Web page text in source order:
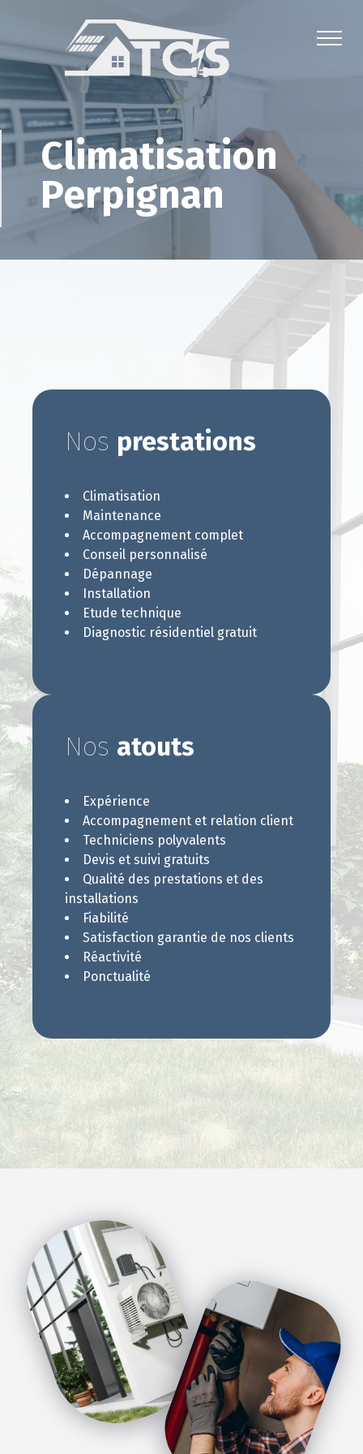
Climatisation
Perpignan
Nos prestations
Climatisation
Maintenance
Accompagnement complet
Conseil personnalisé
Dépannage
Installation
Etude technique
Diagnostic résidentiel gratuit
Nos atouts
Expérience
Accompagnement et relation client
Techniciens polyvalents
Devis et suivi gratuits
Qualité des prestations et des
installations
Fiabilité
Satisfaction garantie de nos clients
Réactivité
Ponctualité